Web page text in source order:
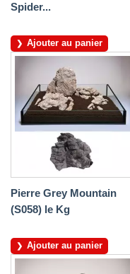
Spider...
Ajouter au panier
Pierre Grey Mountain
(S058) le Kg
Ajouter au panier